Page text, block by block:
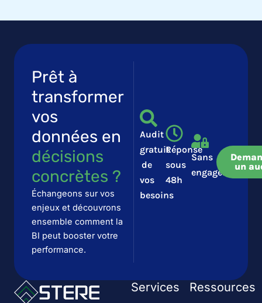
Prêt à
transformer
vos
données en
décisions
concrètes ?​​
Échangeons sur vos
enjeux et découvrons
ensemble comment la
BI peut booster votre
performance.
Audit
gratuit
de
vos
besoins
Réponse
sous
48h
Sans
engagement
un
Services Ressources